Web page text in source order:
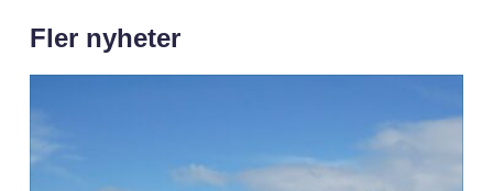
Fler nyheter